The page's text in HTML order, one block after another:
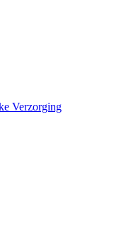
Verzorging